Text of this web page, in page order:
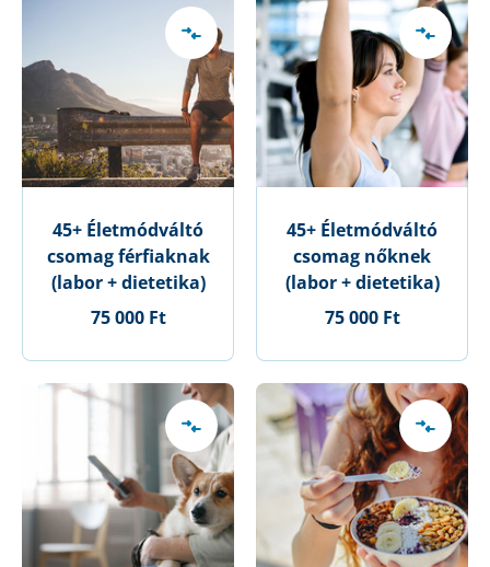
45+ Életmódváltó
csomag férfiaknak
(labor + dietetika)
75 000 Ft
45+ Életmódváltó
csomag nőknek
(labor + dietetika)
75 000 Ft